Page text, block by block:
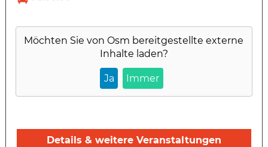
Möchten Sie vonOsm bereitgestellte externe
Inhalte laden?
Ja Immer
Details & weitere Veranstaltungen